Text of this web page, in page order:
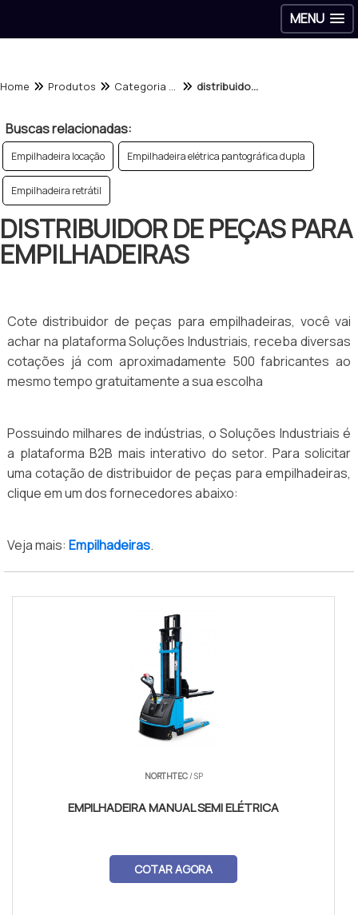
MENU
Home Produtos Categoria - Empilhadeiras distribuidor de peças para empilhadeiras
Buscas relacionadas:
Empilhadeira locação Empilhadeira elétrica pantográfica dupla
Empilhadeira retrátil
DISTRIBUIDOR DE PEÇAS PARA
EMPILHADEIRAS
Cote distribuidor de peças para empilhadeiras, você vai
achar na plataforma Soluções Industriais, receba diversas
cotações já com aproximadamente 500 fabricantes ao
mesmo tempo gratuitamente a sua escolha
Possuindo milhares de indústrias, o Soluções Industriais é
a plataforma B2B mais interativo do setor. Para solicitar
uma cotação de distribuidor de peças para empilhadeiras,
clique em um dos fornecedores abaixo:
Veja mais: Empilhadeiras.
NORTHTEC/ SP
EMPILHADEIRA MANUAL SEMI ELÉTRICA
COTAR AGORA